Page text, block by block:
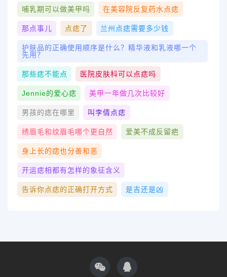
哺乳期可以做美甲吗 在美容院反复药水点痣
那点事儿 点痣了 兰州点痣需要多少钱
护肤品的正确使用顺序是什么？精华液和乳液哪一个
先用？
那些痣不能点 医院皮肤科可以点痣吗
Jennie的爱心痣 美甲一年做几次比较好
男孩的痣在哪里 叫李倩点痣
绣眉毛和纹眉毛哪个更自然 爱美不成反留疤
身上长的痣也分善和恶
开运痣相都有怎样的象征含义
告诉你点痣的正确打开方式 是吉还是凶